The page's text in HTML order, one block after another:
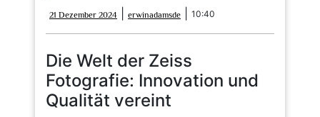
21 Dezember 2024
Dezember
2024
erwinadamsde erwinadamsde
10:40
Die Welt der Zeiss
Fotografie: Innovation und
Qualität vereint